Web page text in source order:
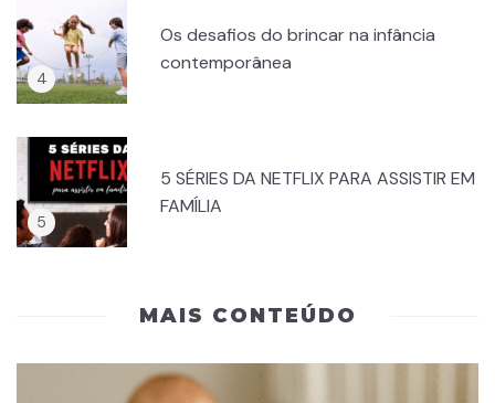
Os desafios do brincar na infância
contemporânea
5 SÉRIES DA NETFLIX PARA ASSISTIR EM
FAMÍLIA
MAIS CONTEÚDO